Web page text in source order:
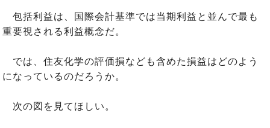
包括利益は、国際会計基準では当期利益と並んで最も
重要視される利益概念だ。
では、住友化学の評価損なども含めた損益はどのよう
になっているのだろうか。
次の図を見てほしい。